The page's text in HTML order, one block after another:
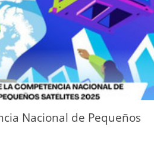
Nacional de Pequeños